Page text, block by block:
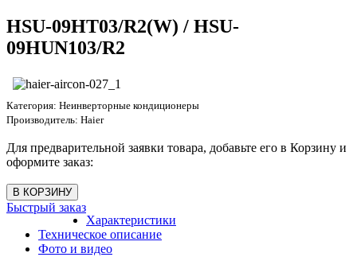
HSU-09HT03/R2(W) / HSU-
09HUN103/R2
Категория: Неинверторные кондиционеры
Производитель: Haier
Для предварительной заявки товара, добавьте его в Корзину и
оформите заказ:
Быстрый заказ
Характеристики
Техническое описание
Фото и видео